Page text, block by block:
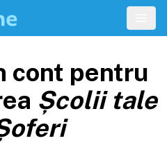
cont pentru
Școlii tale